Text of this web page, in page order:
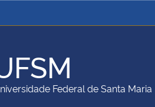
Ministério da Justiça e
Ministério da Educação
Federal de Santa Maria